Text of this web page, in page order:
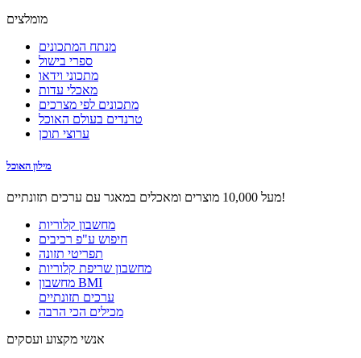
מומלצים
מנתח המתכונים
ספרי בישול
מתכוני וידאו
מאכלי עדות
מתכונים לפי מצרכים
טרנדים בעולם האוכל
ערוצי תוכן
מילון האוכל
מעל 10,000 מוצרים ומאכלים במאגר עם ערכים תזונתיים!
מחשבון קלוריות
חיפוש ע"פ רכיבים
תפריטי תזונה
מחשבון שריפת קלוריות
מחשבון BMI
ערכים תזונתיים
מכילים הכי הרבה
אנשי מקצוע ועסקים